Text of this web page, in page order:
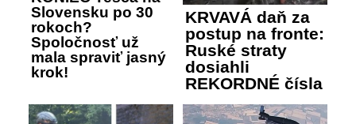
Slovensku po 30
rokoch?
Spoločnosť už
mala spraviť jasný
krok!
KRVAVÁ daň za
postup na fronte:
Ruské straty
dosiahli
REKORDNÉ čísla